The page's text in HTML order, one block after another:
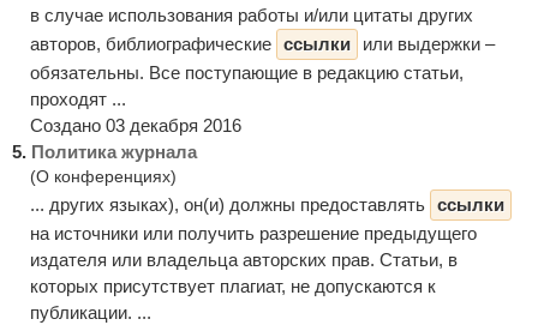
в случае использования работы и/или цитаты других
авторов, библиографические ссылки
или выдержки –
обязательны. Все поступающие в редакцию статьи,
проходят ...
Создано 03 декабря 2016
5. Политика журнала
(О конференциях)
... других языках), он(и) должны предоставлять ссылки
на источники или получить разрешение предыдущего
издателя или владельца авторских прав. Статьи, в
которых присутствует плагиат, не допускаются к
публикации. ...